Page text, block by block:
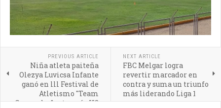
PREVIOUS ARTICLE
Niña atleta paiteña
Olezya Luvicsa Infante
ganó en lll Festival de
Atletismo "Team
Guepardos" categoría U8
NEXT ARTICLE
FBC Melgar logra
revertir marcador en
contra y suma un triunfo
más liderando Liga 1